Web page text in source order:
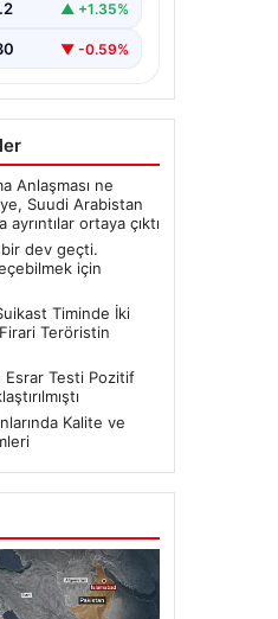
▲ +1.35%
▼ -0.59%
Anlaşması ne
Suudi Arabistan
ortaya çıktı
bir dev geçti.
için
Timinde İki
Firari Teröristin
Esrar Testi Pozitif
Kalite ve